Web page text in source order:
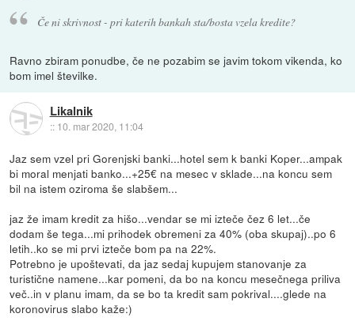
Če ni skrivnost - pri katerih bankah sta/bosta vzela kredite?
Ravno zbiram ponudbe, če ne pozabim se javim tokom vikenda, ko
bom imel številke.
Likalnik
:: 10. mar 2020, 11:04
Jaz sem vzel pri Gorenjski banki...hotel sem k banki Koper...ampak
bi moral menjati banko...+25€ na mesec v sklade...na koncu sem
bil na istem oziroma še slabšem...
jaz že imam kredit za hišo...vendar se mi izteče čez 6 let...če
dodam še tega...mi prihodek obremeni za 40% (oba skupaj)..po 6
letih..ko se mi prvi izteče bom pa na 22%.
Potrebno je upoštevati, da jaz sedaj kupujem stanovanje za
turistične namene...kar pomeni, da bo na koncu mesečnega priliva
več..in v planu imam, da se bo ta kredit sam pokrival....glede na
koronovirus slabo kaže:)